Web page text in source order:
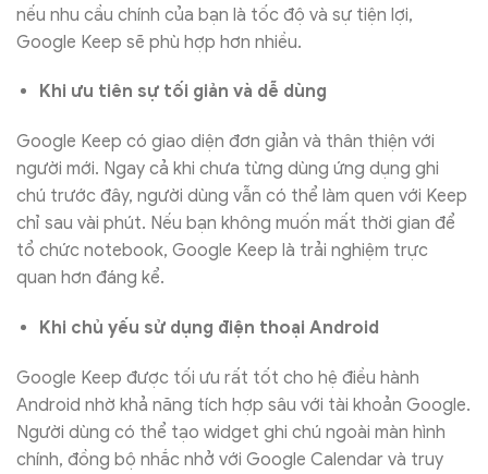
nếu nhu cầu chính của bạn là tốc độ và sự tiện lợi,
Google Keep sẽ phù hợp hơn nhiều.
Khi ưu tiên sự tối giản và dễ dùng
Google Keep có giao diện đơn giản và thân thiện với
người mới. Ngay cả khi chưa từng dùng ứng dụng ghi
chú trước đây, người dùng vẫn có thể làm quen với Keep
chỉ sau vài phút. Nếu bạn không muốn mất thời gian để
tổ chức notebook, Google Keep là trải nghiệm trực
quan hơn đáng kể.
Khi chủ yếu sử dụng điện thoại Android
Google Keep được tối ưu rất tốt cho hệ điều hành
Android nhờ khả năng tích hợp sâu với tài khoản Google.
Người dùng có thể tạo widget ghi chú ngoài màn hình
chính, đồng bộ nhắc nhở với Google Calendar và truy